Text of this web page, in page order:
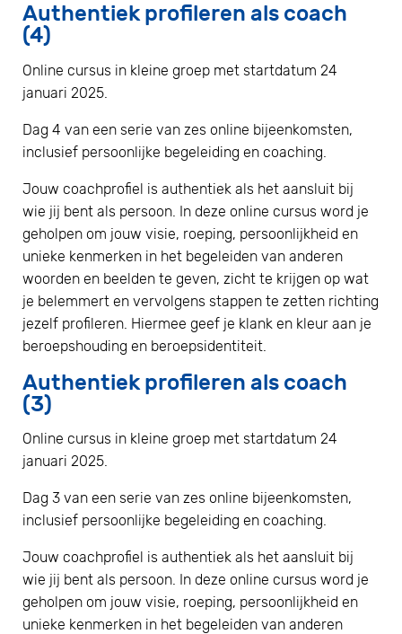
Authentiek profileren als coach
(4)
Online cursus in kleine groep met startdatum 24
januari 2025.
Dag 4 van een serie van zes online bijeenkomsten,
inclusief persoonlijke begeleiding en coaching.
Jouw coachprofiel is authentiek als het aansluit bij
wie jij bent als persoon. In deze online cursus word je
geholpen om jouw visie, roeping, persoonlijkheid en
unieke kenmerken in het begeleiden van anderen
woorden en beelden te geven, zicht te krijgen op wat
je belemmert en vervolgens stappen te zetten richting
jezelf profileren. Hiermee geef je klank en kleur aan je
beroepshouding en beroepsidentiteit.
Authentiek profileren als coach
(3)
Online cursus in kleine groep met startdatum 24
januari 2025.
Dag 3 van een serie van zes online bijeenkomsten,
inclusief persoonlijke begeleiding en coaching.
Jouw coachprofiel is authentiek als het aansluit bij
wie jij bent als persoon. In deze online cursus word je
geholpen om jouw visie, roeping, persoonlijkheid en
unieke kenmerken in het begeleiden van anderen